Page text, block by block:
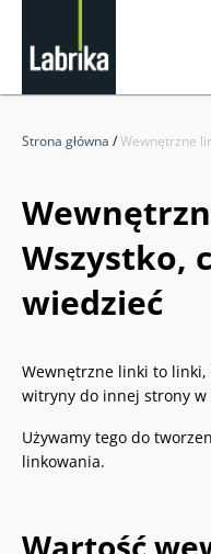
Strona główna /Wewnętrzne
Wszystko,
wiedzieć
Wewnętrzne linki to
witryny do innej strony
Używamy tego do
linkowania.